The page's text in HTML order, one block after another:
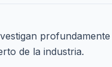
de la industria.